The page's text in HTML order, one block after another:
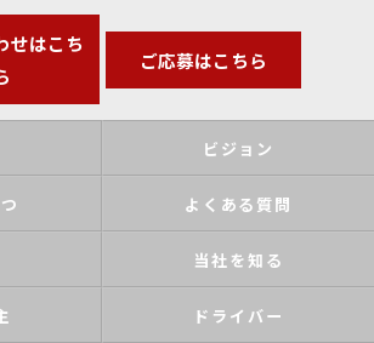
せはこち
ご応募はこちら
ビジョン
よくある質問
当社を知る
ドライバー